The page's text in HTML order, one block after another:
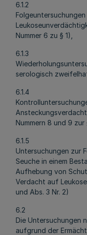
6.1.2
Nummer 6 zu § 1),
6.1.3
serologisch
6.1.4
Nummern 8 und 9 zur
6.1.5
Untersuchungen zur
Seuche in einem
Aufhebung von
Verdacht auf
und Abs. 3 Nr. 2)
6.2
Die Untersuchungen
aufgrund der